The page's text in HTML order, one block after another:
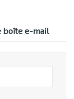
boîte e-mail